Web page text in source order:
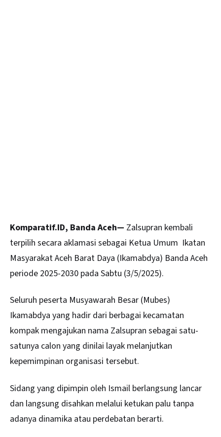
Komparatif.ID, Banda Aceh— Zalsupran kembali
terpilih secara aklamasi sebagai Ketua Umum Ikatan
Masyarakat Aceh Barat Daya (Ikamabdya) Banda Aceh
periode 2025-2030 pada Sabtu (3/5/2025).
Seluruh peserta Musyawarah Besar (Mubes)
Ikamabdya yang hadir dari berbagai kecamatan
kompak mengajukan nama Zalsupran sebagai satu-
satunya calon yang dinilai layak melanjutkan
kepemimpinan organisasi tersebut.
Sidang yang dipimpin oleh Ismail berlangsung lancar
dan langsung disahkan melalui ketukan palu tanpa
adanya dinamika atau perdebatan berarti.